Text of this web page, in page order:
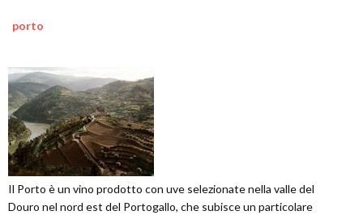
porto
Il Porto è un vino prodotto con uve selezionate nella valle del
Douro nel nord est del Portogallo, che subisce un particolare